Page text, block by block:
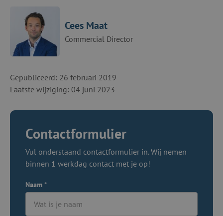
Cees Maat
Commercial Director
Gepubliceerd: 26 februari 2019
Laatste wijziging: 04 juni 2023
Contactformulier
Vul onderstaand contactformulier in. Wij nemen
binnen 1 werkdag contact met je op!
Naam *